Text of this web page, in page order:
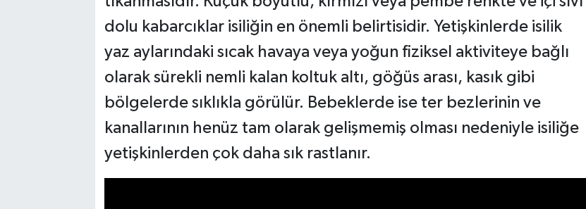
dolu kabarcıklar isiliğin en önemli belirtisidir. Yetişkinlerde isilik
yaz aylarındaki sıcak havaya veya yoğun fiziksel aktiviteye bağlı
olarak sürekli nemli kalan koltuk altı, göğüs arası, kasık gibi
bölgelerde sıklıkla görülür. Bebeklerde ise ter bezlerinin ve
kanallarının henüz tam olarak gelişmemiş olması nedeniyle isiliğe
yetişkinlerden çok daha sık rastlanır.